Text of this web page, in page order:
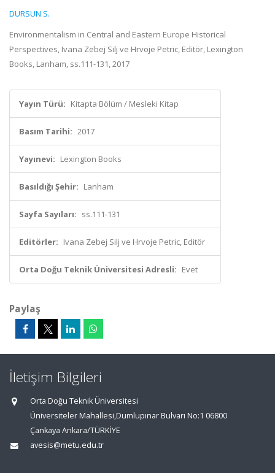
DURSUN S.
Environmentalism in Central and Eastern Europe Historical
Perspectives, Ivana Zebej Silj ve Hrvoje Petric, Editör, Lexington
Books, Lanham, ss.111-131, 2017
Yayın Türü: Kitapta Bölüm / Mesleki Kitap
Basım Tarihi: 2017
Yayınevi: Lexington Books
Basıldığı Şehir: Lanham
Sayfa Sayıları: ss.111-131
Editörler: Ivana Zebej Silj ve Hrvoje Petric, Editör
Orta Doğu Teknik Üniversitesi Adresli: Evet
Paylaş
İletişim Bilgileri
Orta Doğu Teknik Üniversitesi
Üniversiteler Mahallesi,Dumlupınar Bulvarı No:1 06800
Çankaya Ankara/TÜRKİYE
avesis@metu.edu.tr